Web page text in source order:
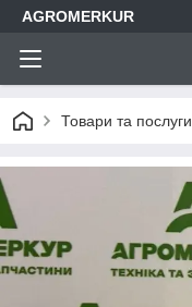
AGROMERKUR
Товари та послуги